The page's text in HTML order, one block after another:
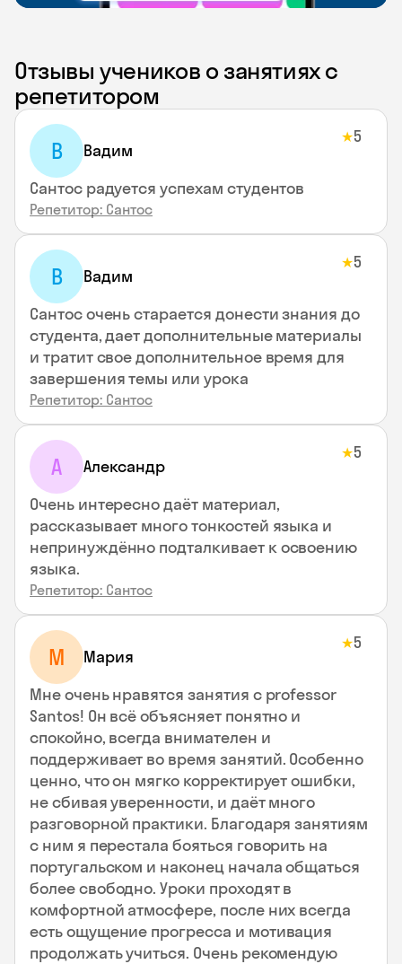
Отзывы учеников о занятиях с
репетитором
В Вадим
★5
Сантос радуется успехам студентов
Репетитор: Сантос
В Вадим
★5
Сантос очень старается донести знания до
студента, дает дополнительные материалы
и тратит свое дополнительное время для
завершения темы или урока
Репетитор: Сантос
А Александр
★5
Очень интересно даёт материал,
рассказывает много тонкостей языка и
непринуждённо подталкивает к освоению
языка.
Репетитор: Сантос
М Мария
★5
Мне очень нравятся занятия с professor
Santos! Он всё объясняет понятно и
спокойно, всегда внимателен и
поддерживает во время занятий. Особенно
ценно, что он мягко корректирует ошибки,
не сбивая уверенности, и даёт много
разговорной практики. Благодаря занятиям
с ним я перестала бояться говорить на
португальском и наконец начала общаться
более свободно. Уроки проходят в
комфортной атмосфере, после них всегда
есть ощущение прогресса и мотивация
продолжать учиться. Очень рекомендую